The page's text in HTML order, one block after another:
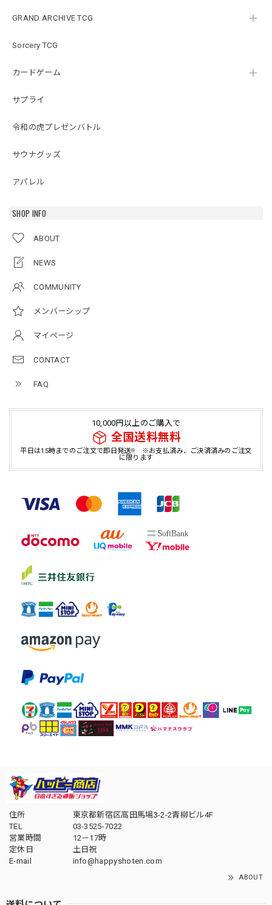
GRAND ARCHIVE TCG
Sorcery TCG
カードゲーム
サプライ
令和の虎プレゼンバトル
サウナグッズ
アパレル
SHOP INFO
ABOUT
NEWS
COMMUNITY
メンバーシップ
マイページ
CONTACT
FAQ
10,000円以上のご購入で
全国送料無料
平日は15時までのご注文で即日発送!! ※お支払済み、ご決済済みのご注文
に限ります
住所
東京都新宿区高田馬場3-2-2青柳ビル4F
TEL
03-3525-7022
営業時間
12－17時
定休日
土日祝
E-mail
info@happyshoten.com
ABOUT